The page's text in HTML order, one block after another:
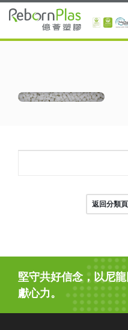
返回分類頁
堅守共好信念，以尼
獻心力。